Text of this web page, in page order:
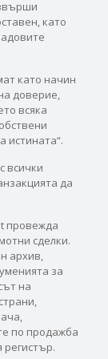
като
като начин
доверие,
всяка
истината“.
всички
да
провежда
сделки.
архив,
за
на
по продажба